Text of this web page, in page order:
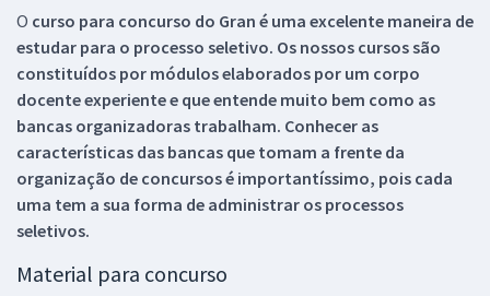
O curso para concurso do Gran é uma excelente maneira de
estudar para o processo seletivo. Os nossos cursos são
constituídos por módulos elaborados por um corpo
docente experiente e que entende muito bem como as
bancas organizadoras trabalham. Conhecer as
características das bancas que tomam a frente da
organização de concursos é importantíssimo, pois cada
uma tem a sua forma de administrar os processos
seletivos.
Material para concurso